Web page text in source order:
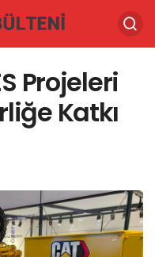
Projeleri
Katkı